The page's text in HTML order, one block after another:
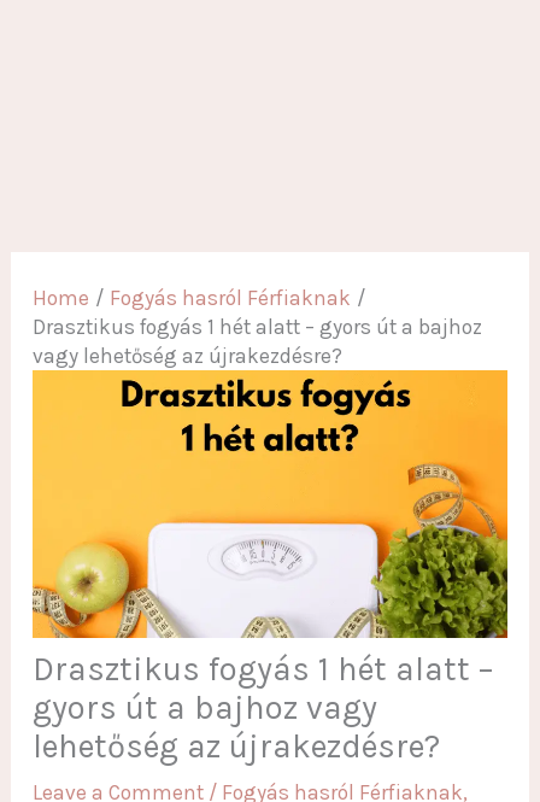
Home
Fogyás hasról Férfiaknak
Drasztikus fogyás 1 hét alatt – gyors út a bajhoz
vagy lehetőség az újrakezdésre?
Drasztikus fogyás 1 hét alatt –
gyors út a bajhoz vagy
lehetőség az újrakezdésre?
Leave a Comment / Fogyás hasról Férfiaknak,